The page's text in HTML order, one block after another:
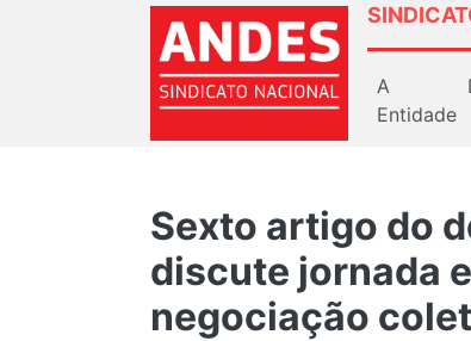
A
Entidade
Sexto artigo do
discute jornada
negociação